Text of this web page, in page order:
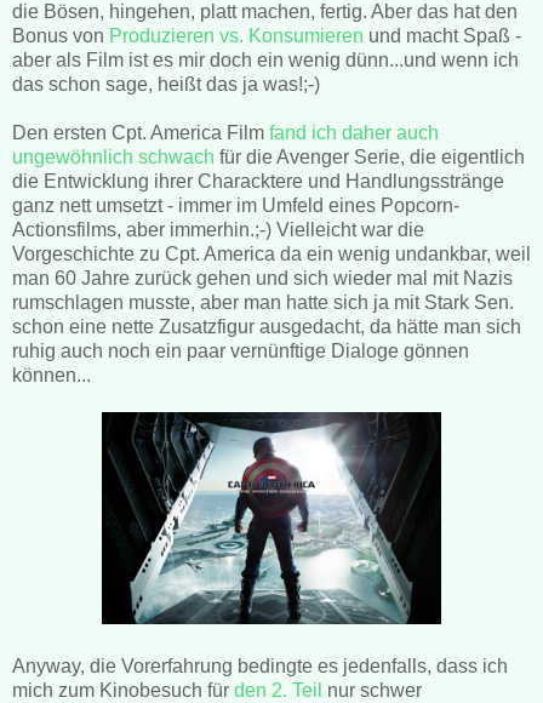
die Bösen, hingehen, platt machen, fertig. Aber das hat den
Bonus von Produzieren vs. Konsumieren und macht Spaß -
aber als Film ist es mir doch ein wenig dünn...und wenn ich
das schon sage, heißt das ja was!;-)
Den ersten Cpt. America Film fand ich daher auch
ungewöhnlich schwach für die Avenger Serie, die eigentlich
die Entwicklung ihrer Characktere und Handlungsstränge
ganz nett umsetzt - immer im Umfeld eines Popcorn-
Actionsfilms, aber immerhin.;-) Vielleicht war die
Vorgeschichte zu Cpt. America da ein wenig undankbar, weil
man 60 Jahre zurück gehen und sich wieder mal mit Nazis
rumschlagen musste, aber man hatte sich ja mit Stark Sen.
schon eine nette Zusatzfigur ausgedacht, da hätte man sich
ruhig auch noch ein paar vernünftige Dialoge gönnen
können...
Anyway, die Vorerfahrung bedingte es jedenfalls, dass ich
mich zum Kinobesuch für den 2. Teil nur schwer